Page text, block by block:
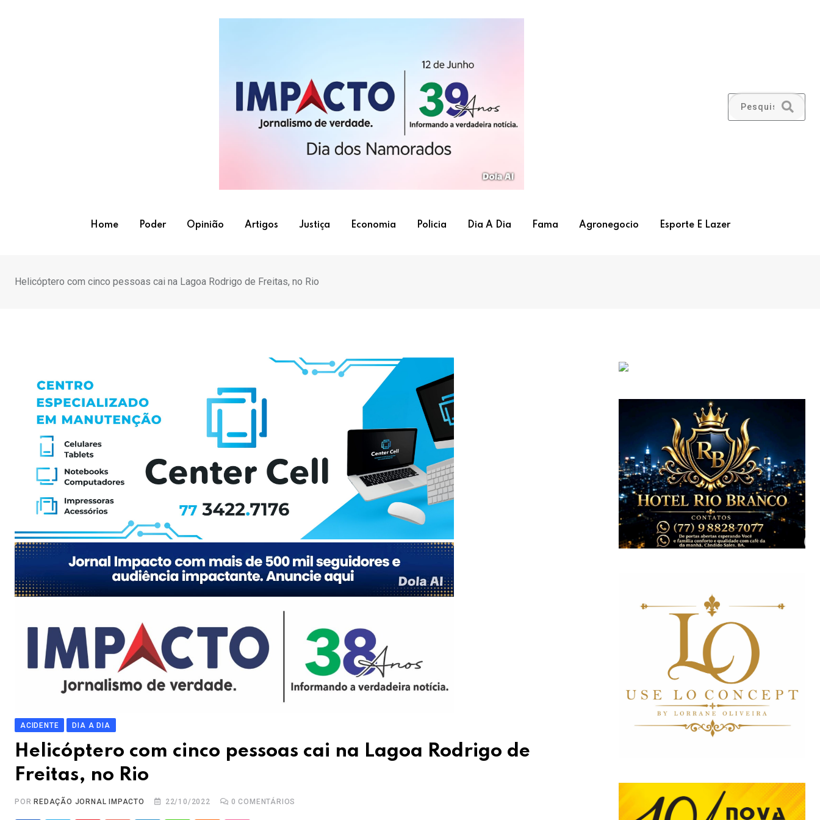
Home Poder Opinião Artigos Justiça Economia Policia Dia A Dia Fama Agronegocio Esporte E Lazer
Helicóptero com cinco pessoas cai na Lagoa Rodrigo de Freitas, no Rio
ACIDENTE DIA A DIA
Helicóptero com cinco pessoas cai na Lagoa Rodrigo de
Freitas, no Rio
POR REDAÇÃO JORNAL IMPACTO 22/10/2022 0 COMENTÁRIOS